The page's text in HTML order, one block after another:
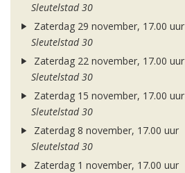
Sleutelstad 30
Zaterdag 29 november, 17.00 uur
Sleutelstad 30
Zaterdag 22 november, 17.00 uur
Sleutelstad 30
Zaterdag 15 november, 17.00 uur
Sleutelstad 30
Zaterdag 8 november, 17.00 uur
Sleutelstad 30
Zaterdag 1 november, 17.00 uur